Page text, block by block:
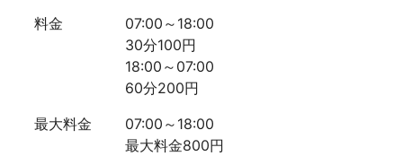
料金
07:00～18:00
30分100円
18:00～07:00
60分200円
最大料金
07:00～18:00
最大料金800円